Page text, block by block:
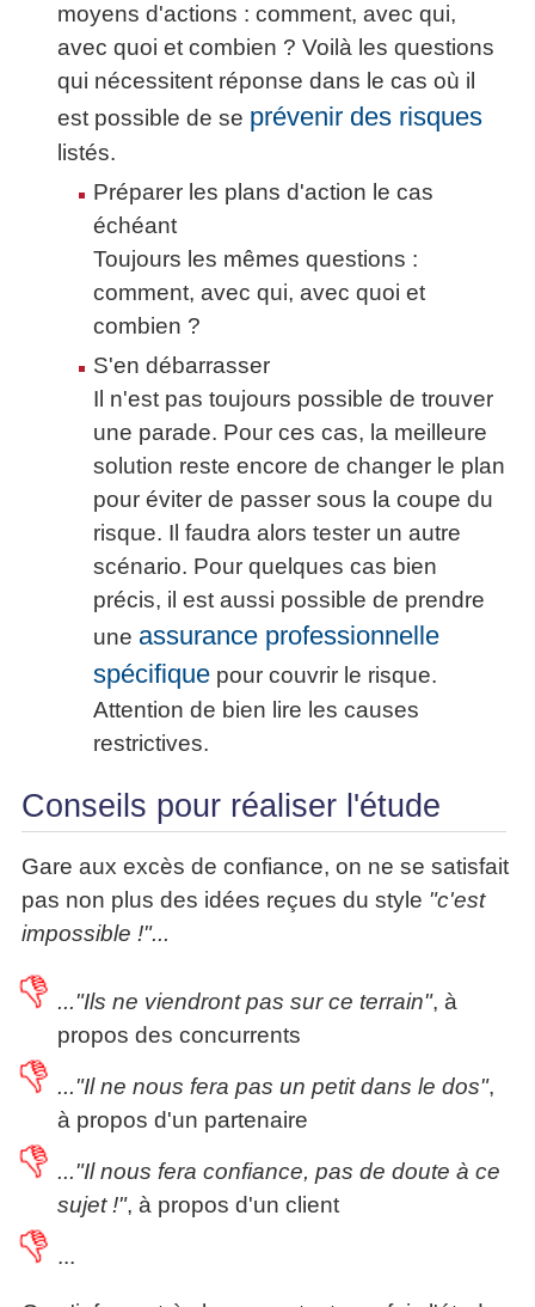
moyens d'actions : comment, avec qui,
avec quoi et combien ? Voilà les questions
qui nécessitent réponse dans le cas où il
est possible de se prévenir des risques
listés.
Préparer les plans d'action le cas
échéant
Toujours les mêmes questions :
comment, avec qui, avec quoi et
combien ?
S'en débarrasser
Il n'est pas toujours possible de trouver
une parade. Pour ces cas, la meilleure
solution reste encore de changer le plan
pour éviter de passer sous la coupe du
risque. Il faudra alors tester un autre
scénario. Pour quelques cas bien
précis, il est aussi possible de prendre
une assurance professionnelle
spécifique pour couvrir le risque.
Attention de bien lire les causes
restrictives.
Conseils pour réaliser l'étude
Gare aux excès de confiance, on ne se satisfait
pas non plus des idées reçues du style "c'est
impossible !"...
..."Ils ne viendront pas sur ce terrain", à
propos des concurrents
..."Il ne nous fera pas un petit dans le dos",
à propos d'un partenaire
..."Il nous fera confiance, pas de doute à ce
sujet !", à propos d'un client
...